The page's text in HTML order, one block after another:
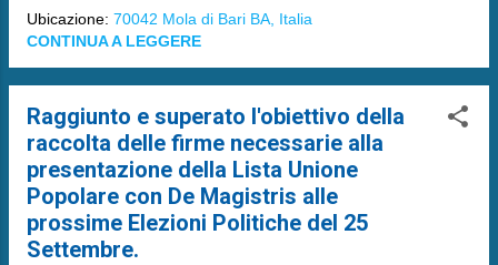
Ubicazione: 70042 Mola di Bari BA, Italia
CONTINUA A LEGGERE
Raggiunto e superato l'obiettivo della
raccolta delle firme necessarie alla
presentazione della Lista Unione
Popolare con De Magistris alle
prossime Elezioni Politiche del 25
Settembre.